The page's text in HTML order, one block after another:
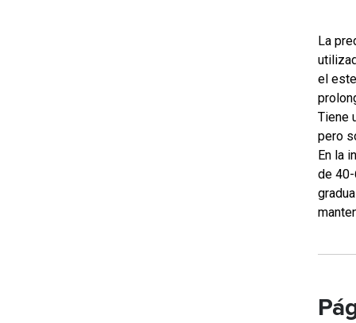
La
el
Tiene
pero
En la
de